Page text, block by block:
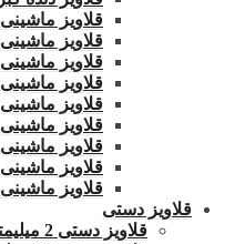
قلاویز ماشینی 16X1.5 مارپیچ
قلاویز ماشینی 1.5×12
قلاویز ماشینی 1.5×20 مارپیچ چپ
قلاویز ماشینی 5X0/9
قلاویز ماشینی 3/8 NPT
قلاویز ماشینی 1/2 NPT
قلاویز ماشینی 3/4 NPT
قلاویز ماشینی 1/4-1 NPT
قلاویز ماشینی PG7
قلاویز دستی
قلاویز دستی 2 میلیمتر .FRA